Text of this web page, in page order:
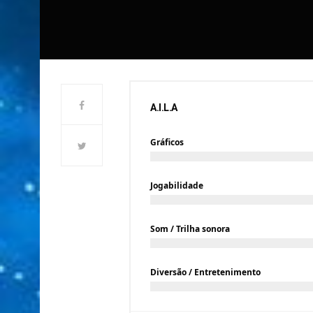
A.I.L.A
Gráficos
Jogabilidade
Som / Trilha sonora
Diversão / Entretenimento